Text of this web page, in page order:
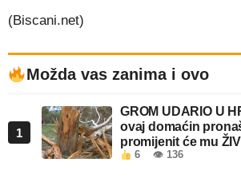
(Biscani.net)
Možda vas zanima i ovo
1
GROM UDARIO U
ovaj domaćin
promijenit će mu
6 👁 136